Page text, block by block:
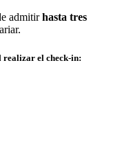
admitirhasta tres
realizar el check-in: